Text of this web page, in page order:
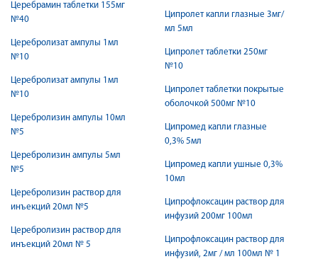
Церебрамин таблетки 155мг
№40
Церебролизат ампулы 1мл
№10
Церебролизат ампулы 1мл
№10
Церебролизин ампулы 10мл
№5
Церебролизин ампулы 5мл
№5
Церебролизин раствор для
инъекций 20мл №5
Церебролизин раствор для
инъекций 20мл № 5
Ципролет капли глазные 3мг/
мл 5мл
Ципролет таблетки 250мг
№10
Ципролет таблетки покрытые
оболочкой 500мг №10
Ципромед капли глазные
0,3% 5мл
Ципромед капли ушные 0,3%
10мл
Ципрофлоксацин раствор для
инфузий 200мг 100мл
Ципрофлоксацин раствор для
инфузий, 2мг / мл 100мл № 1